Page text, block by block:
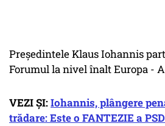
Preşedintele Klaus Iohannis
Forumul la nivel înalt Europa -
VEZI ȘI:Iohannis, plângere
trădare: Este o FANTEZIE a